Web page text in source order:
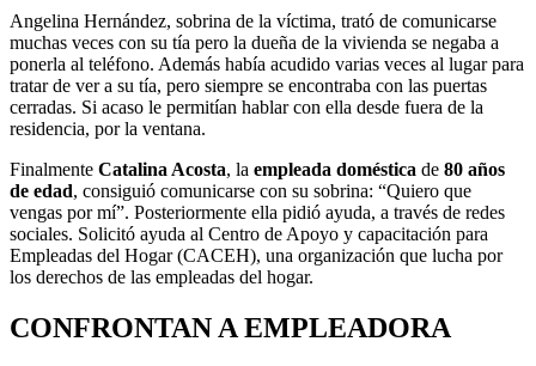
Angelina Hernández, sobrina de la víctima, trató de comunicarse
muchas veces con su tía pero la dueña de la vivienda se negaba a
ponerla al teléfono. Además había acudido varias veces al lugar para
tratar de ver a su tía, pero siempre se encontraba con las puertas
cerradas. Si acaso le permitían hablar con ella desde fuera de la
residencia, por la ventana.
Finalmente Catalina Acosta, la empleada doméstica de 80 años
de edad, consiguió comunicarse con su sobrina: “Quiero que
vengas por mí”. Posteriormente ella pidió ayuda, a través de redes
sociales. Solicitó ayuda al Centro de Apoyo y capacitación para
Empleadas del Hogar (CACEH), una organización que lucha por
los derechos de las empleadas del hogar.
CONFRONTAN A EMPLEADORA